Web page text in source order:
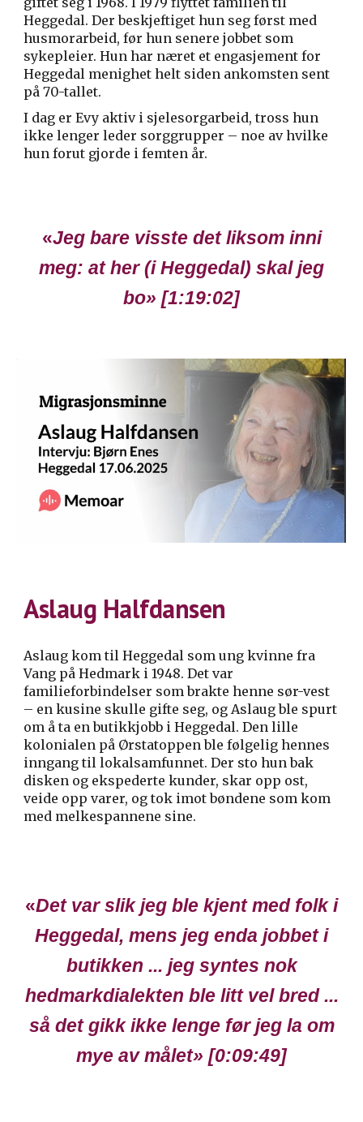
Heggedal. Der beskjeftiget hun seg først med
husmorarbeid, før hun senere jobbet som
sykepleier. Hun har næret et engasjement for
Heggedal menighet helt siden ankomsten sent
på 70-tallet.
I dag er Evy aktiv i sjelesorgarbeid, tross hun
ikke lenger leder sorggrupper – noe av hvilke
hun forut gjorde i femten år.
«Jeg bare visste det liksom inni
meg: at her (i Heggedal) skal jeg
bo» [1:19:02]
Aslaug Halfdansen
Aslaug kom til Heggedal som ung kvinne fra
Vang på Hedmark i 1948. Det var
familieforbindelser som brakte henne sør-vest
– en kusine skulle gifte seg, og Aslaug ble spurt
om å ta en butikkjobb i Heggedal. Den lille
kolonialen på Ørstatoppen ble følgelig hennes
inngang til lokalsamfunnet. Der sto hun bak
disken og ekspederte kunder, skar opp ost,
veide opp varer, og tok imot bøndene som kom
med melkespannene sine.
«Det var slik jeg ble kjent med folk i
Heggedal, mens jeg enda jobbet i
butikken ... jeg syntes nok
hedmarkdialekten ble litt vel bred ...
så det gikk ikke lenge før jeg la om
mye av målet» [0:09:49]